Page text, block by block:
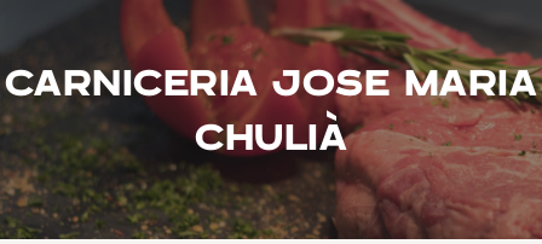
CARNICERIA JOSE MARIA
CHULIÀ